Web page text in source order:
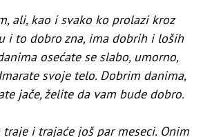
ali, kao i svako ko prolazi kroz
i to dobro zna, ima dobrih i loših
osećate se slabo, umorno,
svoje telo. Dobrim danima,
jače, želite da vam bude dobro.
i trajaće još par meseci. Onim